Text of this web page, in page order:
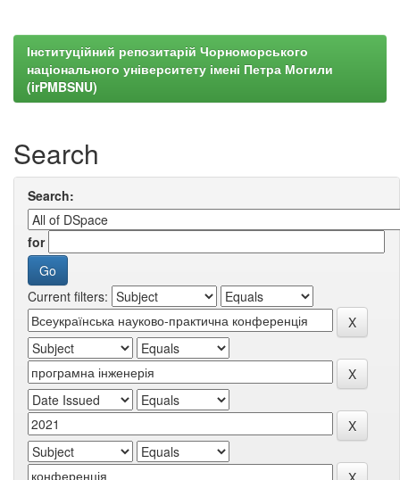
Інституційний репозитарій Чорноморського
національного університету імені Петра Могили
(irPMBSNU)
Search
Search:
for
Current filters: